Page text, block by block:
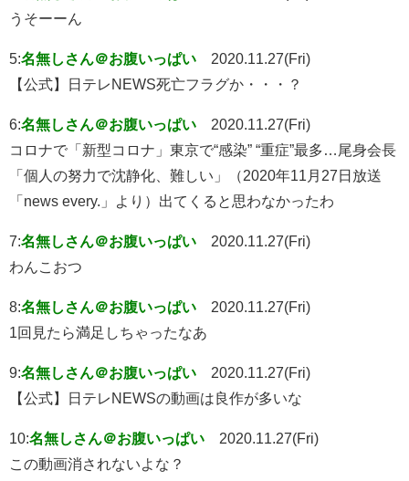
うそーーん
5:名無しさん＠お腹いっぱい
2020.11.27(Fri)
【公式】日テレNEWS死亡フラグか・・・？
6:名無しさん＠お腹いっぱい
2020.11.27(Fri)
コロナで「新型コロナ」東京で“感染” “重症”最多…尾身会長
「個人の努力で沈静化、難しい」（2020年11月27日放送
「news every.」より）出てくると思わなかったわ
7:名無しさん＠お腹いっぱい
2020.11.27(Fri)
わんこおつ
8:名無しさん＠お腹いっぱい
2020.11.27(Fri)
1回見たら満足しちゃったなあ
9:名無しさん＠お腹いっぱい
2020.11.27(Fri)
【公式】日テレNEWSの動画は良作が多いな
10:名無しさん＠お腹いっぱい
2020.11.27(Fri)
この動画消されないよな？